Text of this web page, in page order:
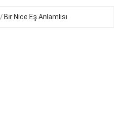
Bir Nice Eş Anlamlısı